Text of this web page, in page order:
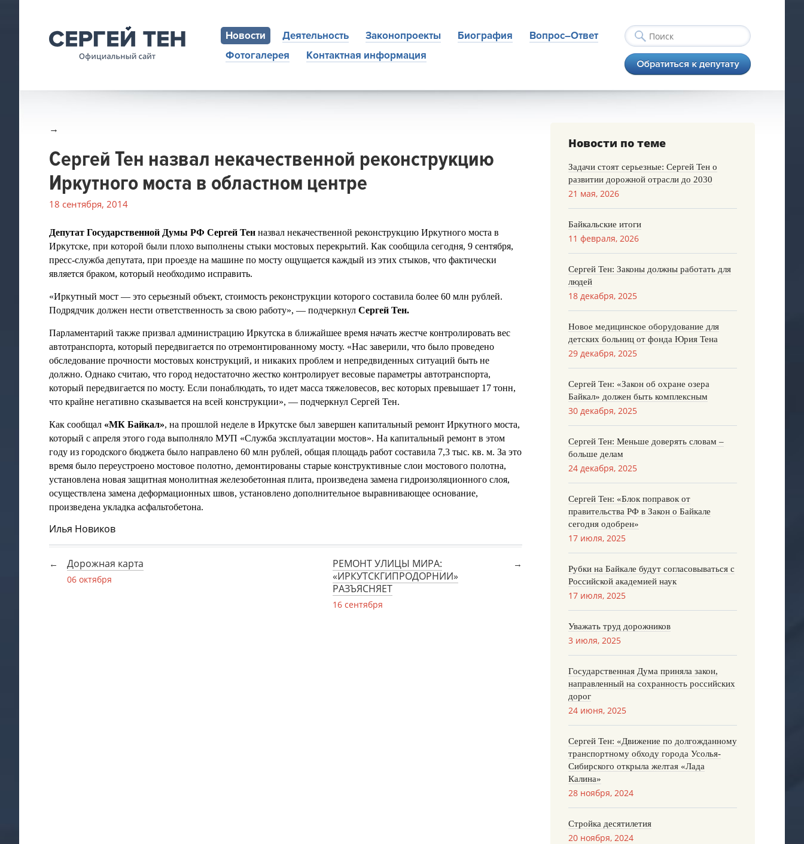
Новости Деятельность Законопроекты Биография
Вопрос–Ответ
Фотогалерея
Контактная информация
→
Сергей Тен назвал некачественной реконструкцию
Иркутного моста в областном центре
18 сентября, 2014
Депутат Государственной Думы РФ Сергей Тен назвал некачественной реконструкцию Иркутного моста в
Иркутске, при которой были плохо выполнены стыки мостовых перекрытий. Как сообщила сегодня, 9 сентября,
пресс-служба депутата, при проезде на машине по мосту ощущается каждый из этих стыков, что фактически
является браком, который необходимо исправить.
«Иркутный мост — это серьезный объект, стоимость реконструкции которого составила более 60 млн рублей.
Подрядчик должен нести ответственность за свою работу», — подчеркнул Сергей Тен.
Парламентарий также призвал администрацию Иркутска в ближайшее время начать жестче контролировать вес
автотранспорта, который передвигается по отремонтированному мосту. «Нас заверили, что было проведено
обследование прочности мостовых конструкций, и никаких проблем и непредвиденных ситуаций быть не
должно. Однако считаю, что город недостаточно жестко контролирует весовые параметры автотранспорта,
который передвигается по мосту. Если понаблюдать, то идет масса тяжеловесов, вес которых превышает 17 тонн,
что крайне негативно сказывается на всей конструкции», — подчеркнул Сергей Тен.
Как сообщал «МК Байкал», на прошлой неделе в Иркутске был завершен капитальный ремонт Иркутного моста,
который с апреля этого года выполняло МУП «Служба эксплуатации мостов». На капитальный ремонт в этом
году из городского бюджета было направлено 60 млн рублей, общая площадь работ составила 7,3 тыс. кв. м. За это
время было переустроено мостовое полотно, демонтированы старые конструктивные слои мостового полотна,
установлена новая защитная монолитная железобетонная плита, произведена замена гидроизоляционного слоя,
осуществлена замена деформационных швов, установлено дополнительное выравнивающее основание,
произведена укладка асфальтобетона.
Илья Новиков
Дорожная карта
06 октября
РЕМОНТ УЛИЦЫ МИРА:
«ИРКУТСКГИПРОДОРНИИ»
РАЗЪЯСНЯЕТ
16 сентября
Новости по теме
Задачи стоят серьезные: Сергей Тен о
развитии дорожной отрасли до 2030
21 мая, 2026
Байкальские итоги
11 февраля, 2026
Сергей Тен: Законы должны работать для
людей
18 декабря, 2025
Новое медицинское оборудование для
детских больниц от фонда Юрия Тена
29 декабря, 2025
Сергей Тен: «Закон об охране озера
Байкал» должен быть комплексным
30 декабря, 2025
Сергей Тен: Меньше доверять словам –
больше делам
24 декабря, 2025
Сергей Тен: «Блок поправок от
правительства РФ в Закон о Байкале
сегодня одобрен»
17 июля, 2025
Рубки на Байкале будут согласовываться с
Российской академией наук
17 июля, 2025
Уважать труд дорожников
3 июля, 2025
Государственная Дума приняла закон,
направленный на сохранность российских
дорог
24 июня, 2025
Сергей Тен: «Движение по долгожданному
транспортному обходу города Усолья-
Сибирского открыла желтая «Лада
Калина»
28 ноября, 2024
Стройка десятилетия
20 ноября, 2024